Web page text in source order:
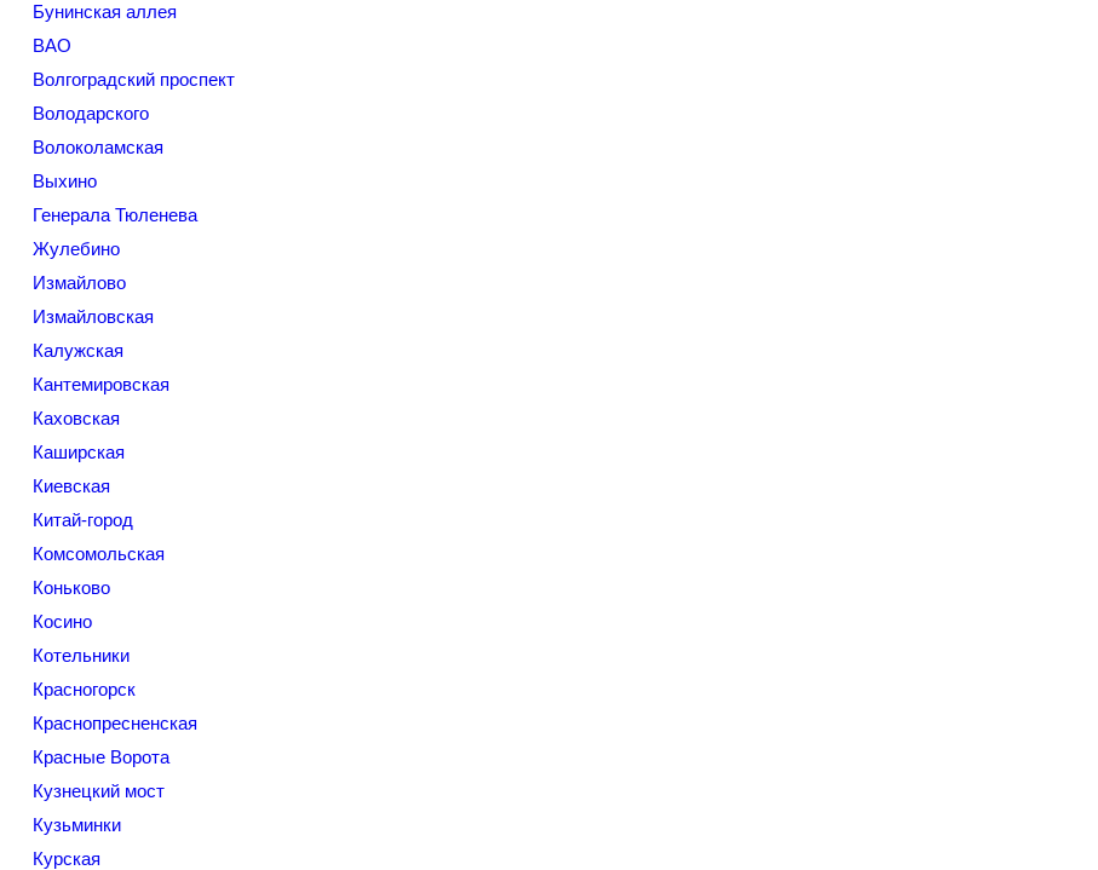
Бунинская аллея
ВАО
Волгоградский проспект
Володарского
Волоколамская
Выхино
Генерала Тюленева
Жулебино
Измайлово
Измайловская
Калужская
Кантемировская
Каховская
Каширская
Киевская
Китай-город
Комсомольская
Коньково
Косино
Котельники
Красногорск
Краснопресненская
Красные Ворота
Кузнецкий мост
Кузьминки
Курская